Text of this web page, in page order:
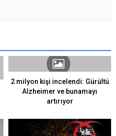
2 milyon kişi incelendi: Gürültü
Alzheimer ve bunamayı
artırıyor